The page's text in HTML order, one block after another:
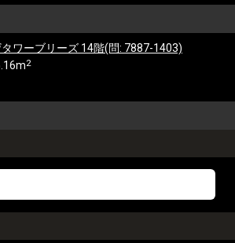
ワーブリーズ 14階(問: 7887-1403)
2